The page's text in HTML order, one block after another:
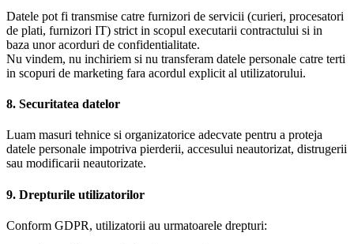
Datele pot fi transmise catre furnizori de servicii (curieri, procesatori
de plati, furnizori IT) strict in scopul executarii contractului si in
baza unor acorduri de confidentialitate.
Nu vindem, nu inchiriem si nu transferam datele personale catre terti
in scopuri de marketing fara acordul explicit al utilizatorului.
8. Securitatea datelor
Luam masuri tehnice si organizatorice adecvate pentru a proteja
datele personale impotriva pierderii, accesului neautorizat, distrugerii
sau modificarii neautorizate.
9. Drepturile utilizatorilor
Conform GDPR, utilizatorii au urmatoarele drepturi: